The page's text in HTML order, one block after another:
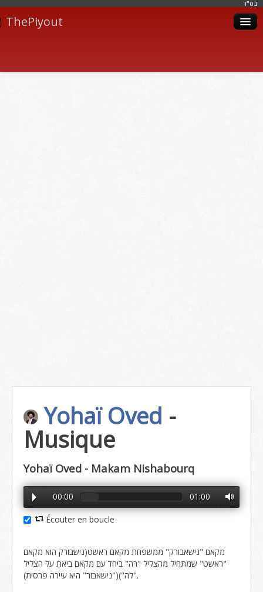
בּס"ד
ThePiyout
Yohaï Oved -
Musique
Yohaï Oved - Makam Nishabourq
00:00 01:00
Écouter en boucle
מקאם "נישאבורק" ממשפחת מקאם ראשט(נישבורק הוא מקאם
"ראשט" שמתחיל מהצליל "רה" ביחד עם מקאם ביאת על הצליל
"לה")("נישאבור" היא עיירה פרסית).